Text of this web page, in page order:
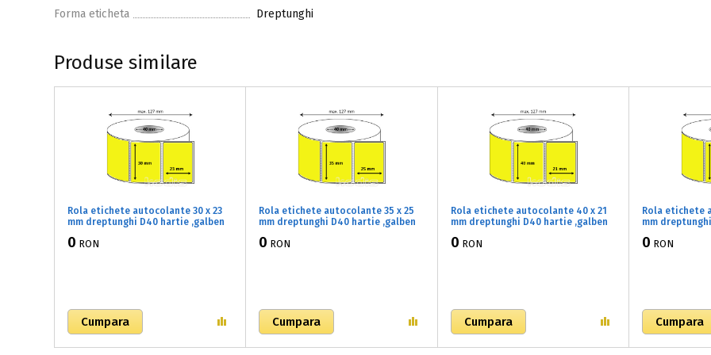
Forma eticheta
Dreptunghi
Produse similare
Rola etichete autocolante 30 x 23
mm dreptunghi D40 hartie ,galben
(61x030023)
0 RON
Rola etichete autocolante 35 x 25
mm dreptunghi D40 hartie ,galben
(61x035025)
0 RON
Rola etichete autocolante 40 x 21
mm dreptunghi D40 hartie ,galben
(61x040021)
0 RON
Rola etichete
mm
(61x032018)
0 RON